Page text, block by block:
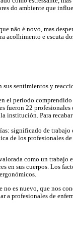
do ambiente que
não é novo, mas
acolhimento e escuta
sentimientos y
el período
22 profesionales
institución. Para
significado de
de los profesionales
como un trabajo
en sus cuerpos. Los
es nuevo, que nos
a profesionales de